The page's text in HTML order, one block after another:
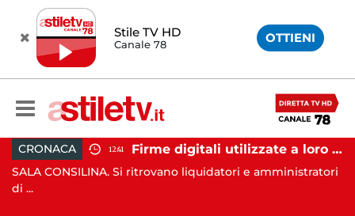
Stile TV HD
Canale 78 OTTIENI
CRONACA 12:41 Firme digitali utilizzate a loro insaputa: 9 indagati nel Vallo di Diano
SALA CONSILINA. Si ritrovano liquidatori e amministratori
di ...